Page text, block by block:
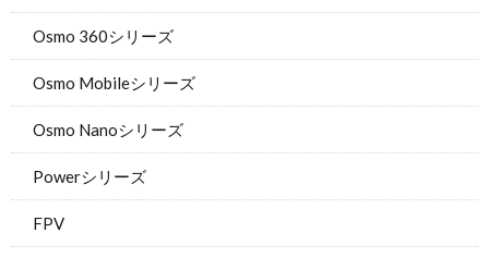
Osmo 360シリーズ
Osmo Mobileシリーズ
Osmo Nanoシリーズ
Powerシリーズ
FPV